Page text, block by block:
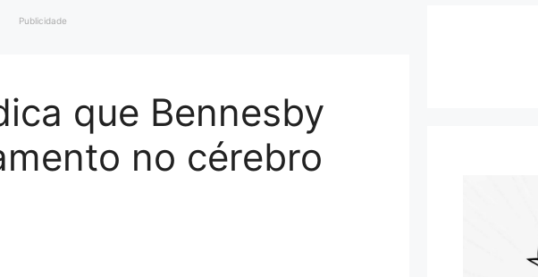
Publicidade
que Bennesby
no cérebro